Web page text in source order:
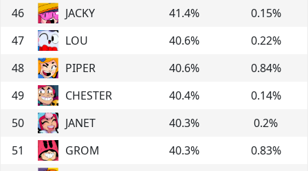
46
JACKY 41.4% 0.15%
47
LOU 40.6% 0.22%
48
PIPER 40.6% 0.84%
49
CHESTER 40.4% 0.14%
50
JANET 40.3% 0.2%
51
GROM 40.3% 0.83%